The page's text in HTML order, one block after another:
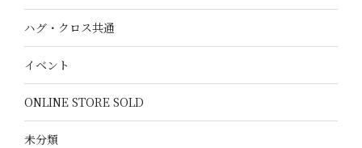
ハグ・クロス共通
イベント
ONLINE STORE SOLD
未分類